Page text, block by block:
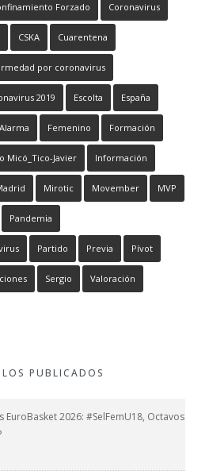
Forzado Coronavirus
CSKA Cuarentena
por coronavirus
2019 Escolta España
Femenino Formación
Micó_Tico-Javier Información
Mirotic Movember MVP
Pandemia
Partido Previa Pívot
Sergio Valoración
PUBLICADOS
EuroBasket 2026: #SelFemU18, Octavos